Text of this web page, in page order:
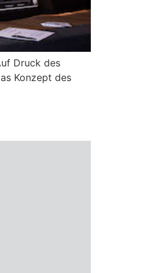
Druck des
Konzept des